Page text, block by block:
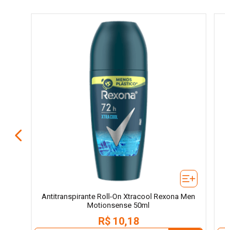
Antitranspirante Roll-On Xtracool Rexona Men
Motionsense 50ml
R$ 10,18